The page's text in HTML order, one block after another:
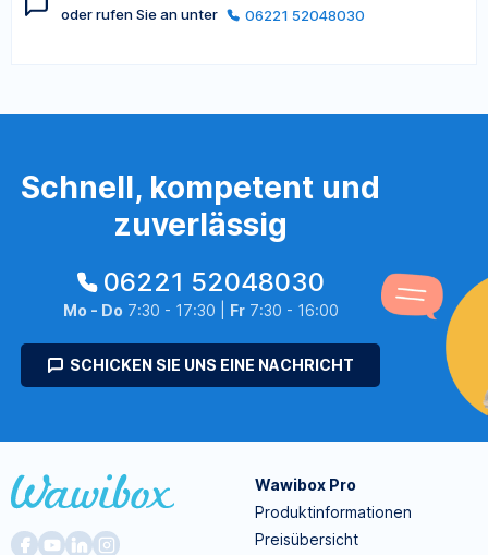
oder rufen Sie an unter
06221 52048030
Schnell, kompetent und
zuverlässig
06221 52048030
Mo - Do 7:30 - 17:30 | Fr7:30 - 16:00
SCHICKEN SIE UNS EINE NACHRICHT
Wawibox Pro
Produktinformationen
Preisübersicht